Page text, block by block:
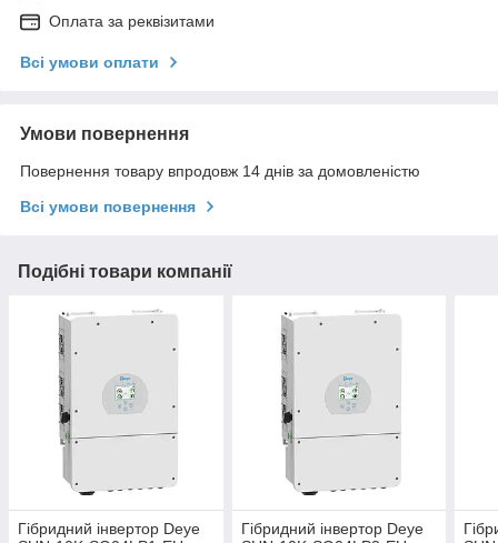
Оплата за реквізитами
Всі умови оплати
Умови повернення
Повернення товару впродовж 14 днів за домовленістю
Всі умови повернення
Подібні товари компанії
Гібридний інвертор Deye
Гібридний інвертор Deye